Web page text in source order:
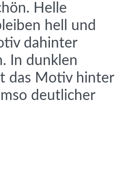
Helle
hell und
dahinter
In dunklen
das Motiv hinter
deutlicher